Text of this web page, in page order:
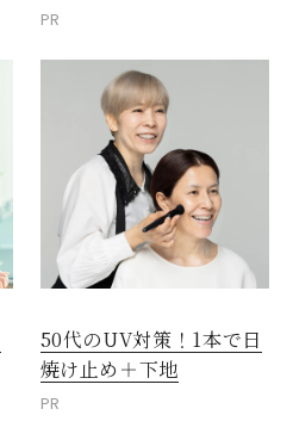
PR
50代のUV対策！1本で日
焼け止め＋下地
PR